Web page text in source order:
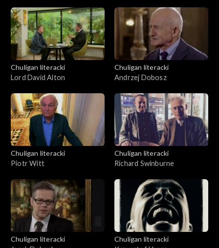
Chuligan literacki
Lord David Alton
Chuligan literacki
Andrzej Dobosz
Chuligan literacki
Piotr Witt
Chuligan literacki
Richard Swinburne
Chuligan literacki
Chuligan literacki